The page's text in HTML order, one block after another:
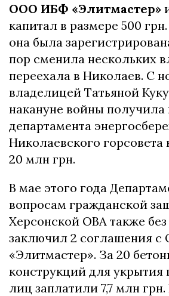
ООО ИБФ «Элитмастер»
капитал в размере 500
она была
пор сменила нескольких
переехала в Николаев. С
владелицей Татьяной
накануне войны получила
департамента
Николаевского горсовета
20 млн грн.
В мае этого года
вопросам гражданской
Херсонской ОВА также без
заключил 2 соглашения
«Элитмастер». За 20
конструкций для укрытия
лиц заплатили 7,7 млн